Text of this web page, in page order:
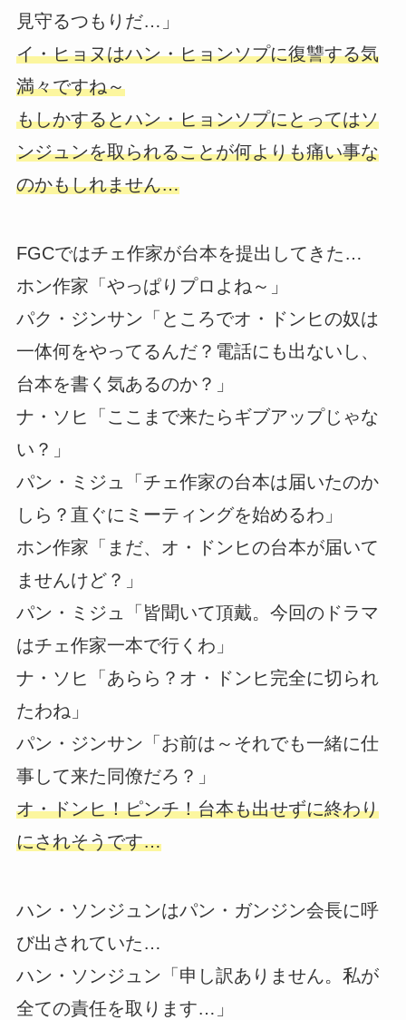
見守るつもりだ…」
イ・ヒョヌはハン・ヒョンソプに復讐する気
満々ですね～
もしかするとハン・ヒョンソプにとってはソ
ンジュンを取られることが何よりも痛い事な
のかもしれません…
FGCではチェ作家が台本を提出してきた…
ホン作家「やっぱりプロよね～」
パク・ジンサン「ところでオ・ドンヒの奴は
一体何をやってるんだ？電話にも出ないし、
台本を書く気あるのか？」
ナ・ソヒ「ここまで来たらギブアップじゃな
い？」
パン・ミジュ「チェ作家の台本は届いたのか
しら？直ぐにミーティングを始めるわ」
ホン作家「まだ、オ・ドンヒの台本が届いて
ませんけど？」
パン・ミジュ「皆聞いて頂戴。今回のドラマ
はチェ作家一本で行くわ」
ナ・ソヒ「あらら？オ・ドンヒ完全に切られ
たわね」
パン・ジンサン「お前は～それでも一緒に仕
事して来た同僚だろ？」
オ・ドンヒ！ピンチ！台本も出せずに終わり
にされそうです…
ハン・ソンジュンはパン・ガンジン会長に呼
び出されていた…
ハン・ソンジュン「申し訳ありません。私が
全ての責任を取ります…」